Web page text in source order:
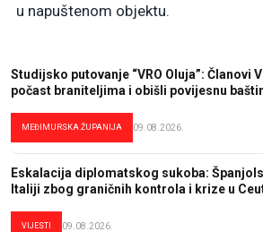
u napuštenom objektu.
Studijsko putovanje “VRO Oluja”: Članovi
počast braniteljima i obišli povijesnu
MEĐIMURSKA ŽUPANIJA 09.08.2026.
Eskalacija diplomatskog sukoba:
Italiji zbog graničnih kontrola i krize u
VIJESTI 09.08.2026.